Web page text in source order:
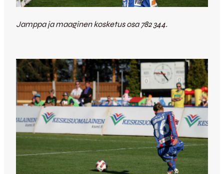
Jamppa ja maaginen kosketus osa 782 344.